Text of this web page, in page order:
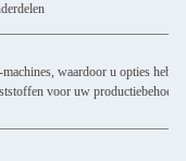
waardoor u opties
voor uw